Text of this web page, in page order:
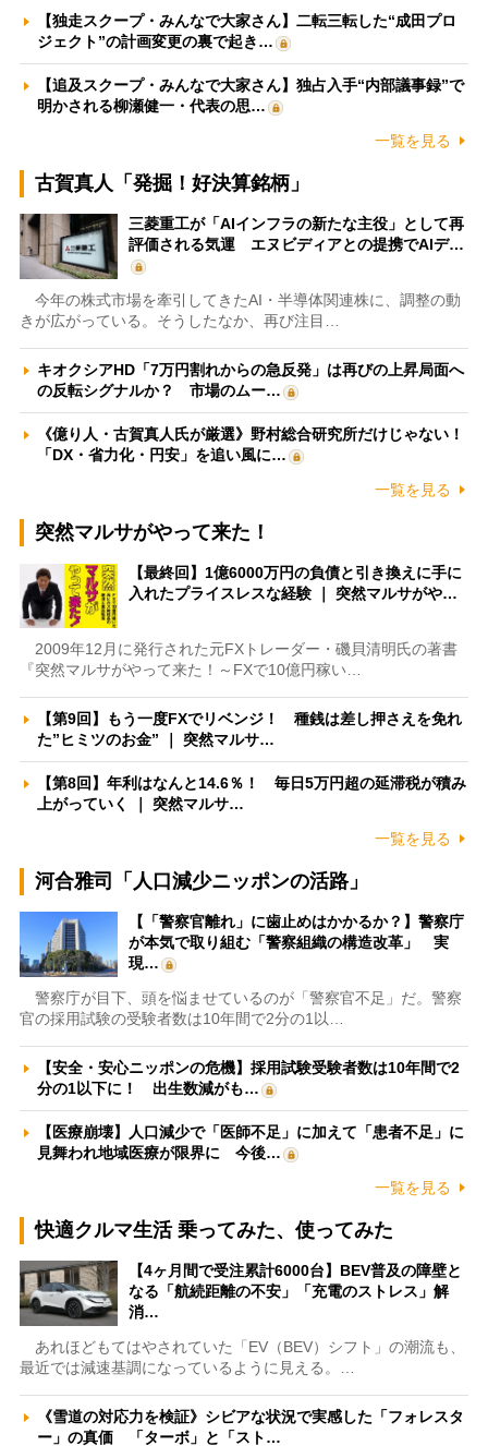
【独走スクープ・みんなで大家さん】二転三転した“成田プロ
ジェクト”の計画変更の裏で起き…
【追及スクープ・みんなで大家さん】独占入手“内部議事録”で
明かされる柳瀬健一・代表の思…
一覧を見る
古賀真人「発掘！好決算銘柄」
三菱重工が「AIインフラの新たな主役」として再
評価される気運 エヌビディアとの提携でAIデ…
今年の株式市場を牽引してきたAI・半導体関連株に、調整の動
きが広がっている。そうしたなか、再び注目…
キオクシアHD「7万円割れからの急反発」は再びの上昇局面へ
の反転シグナルか？ 市場のムー…
《億り人・古賀真人氏が厳選》野村総合研究所だけじゃない！
「DX・省力化・円安」を追い風に…
一覧を見る
突然マルサがやって来た！
【最終回】1億6000万円の負債と引き換えに手に
入れたプライスレスな経験 ｜ 突然マルサがや…
2009年12月に発行された元FXトレーダー・磯貝清明氏の著書
『突然マルサがやって来た！～FXで10億円稼い…
【第9回】もう一度FXでリベンジ！ 種銭は差し押さえを免れ
た”ヒミツのお金” ｜ 突然マルサ…
【第8回】年利はなんと14.6％！ 毎日5万円超の延滞税が積み
上がっていく ｜ 突然マルサ…
一覧を見る
河合雅司「人口減少ニッポンの活路」
【「警察官離れ」に歯止めはかかるか？】警察庁
が本気で取り組む「警察組織の構造改革」 実
現…
警察庁が目下、頭を悩ませているのが「警察官不足」だ。警察
官の採用試験の受験者数は10年間で2分の1以…
【安全・安心ニッポンの危機】採用試験受験者数は10年間で2
分の1以下に！ 出生数減がも…
【医療崩壊】人口減少で「医師不足」に加えて「患者不足」に
見舞われ地域医療が限界に 今後…
一覧を見る
快適クルマ生活 乗ってみた、使ってみた
【4ヶ月間で受注累計6000台】BEV普及の障壁と
なる「航続距離の不安」「充電のストレス」解
消…
あれほどもてはやされていた「EV（BEV）シフト」の潮流も、
最近では減速基調になっているように見える。…
《雪道の対応力を検証》シビアな状況で実感した「フォレスタ
ー」の真価 「ターボ」と「スト…